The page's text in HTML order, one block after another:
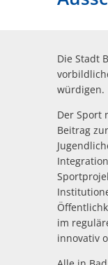
Die Stadt
würdigen.
Der Sport
Beitrag
im
innovativ